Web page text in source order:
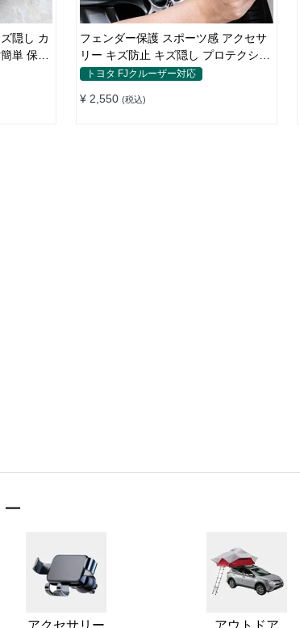
隠し カ
単 保護
フェンダー保護 スポーツ感 アクセサ
リー キズ防止 キズ隠し プロテクショ
ンステッカー
トヨタ FJクルーザー対応
¥ 2,550 (税込)
アクセサリー アウトドア